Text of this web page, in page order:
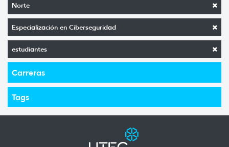
Norte
Especialización en Ciberseguridad
estudiantes
Carreras
Tags